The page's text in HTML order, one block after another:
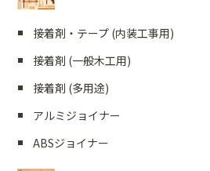
接着剤・テープ (内装工事用)
接着剤 (一般木工用)
接着剤 (多用途)
アルミジョイナー
ABSジョイナー